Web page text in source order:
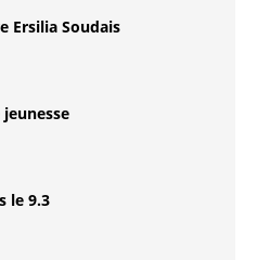
Ersilia Soudais
le 9.3